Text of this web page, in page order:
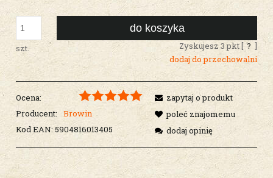
szt.
do koszyka
Zyskujesz3pkt [ ? ]
dodaj do przechowalni
Ocena:
Producent:
Browin
Kod EAN: 5904816013405
zapytaj o produkt
poleć znajomemu
dodaj opinię